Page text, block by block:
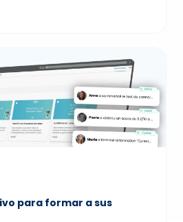
para formar a sus
con módulos de formación